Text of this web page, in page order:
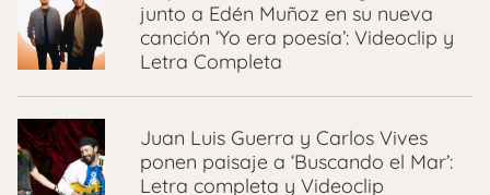
junto a Edén Muñoz en su nueva
canción ‘Yo era poesía’: Videoclip y
Letra Completa
Juan Luis Guerra y Carlos Vives
ponen paisaje a ‘Buscando el Mar’:
Letra completa y Videoclip